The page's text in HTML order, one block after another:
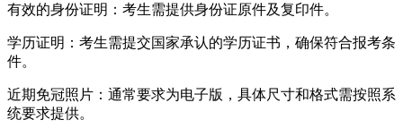
有效的身份证明：考生需提供身份证原件及复印件。
学历证明：考生需提交国家承认的学历证书，确保符合报考条
件。
近期免冠照片：通常要求为电子版，具体尺寸和格式需按照系
统要求提供。